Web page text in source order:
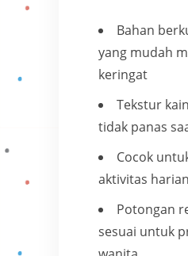
Bahan
yang mudah
keringat
Tekstur
tidak panas
Cocok
aktivitas harian
Potongan
sesuai untuk